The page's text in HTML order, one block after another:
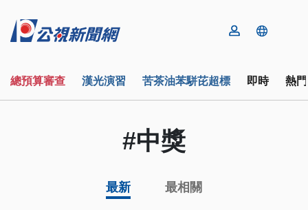
總預算審查 漢光演習 苦茶油苯駢芘超標 即時 熱
#中獎
最新 最相關